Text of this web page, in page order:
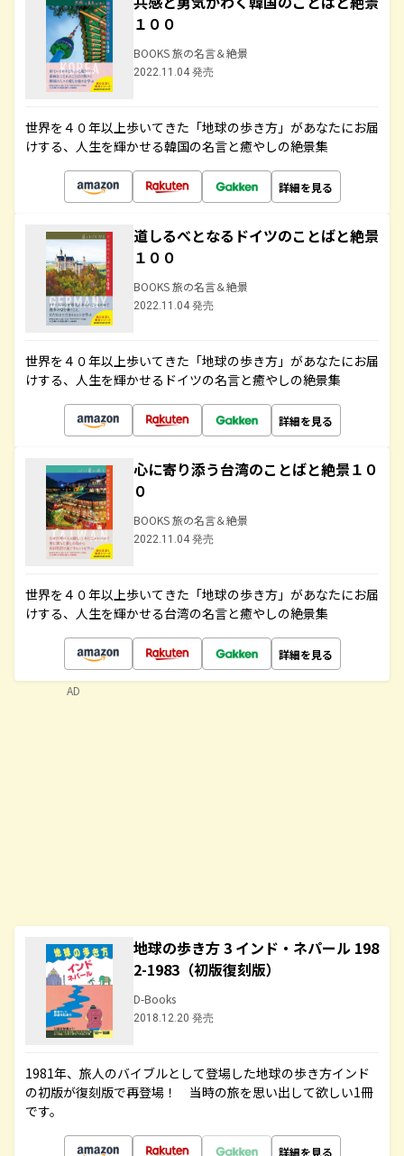
１００
BOOKS 旅の名言＆絶景
2022.11.04 発売
世界を４０年以上歩いてきた「地球の歩き方」があなたにお届
けする、人生を輝かせる韓国の名言と癒やしの絶景集
詳細を見る
道しるべとなるドイツのことばと絶景
１００
BOOKS 旅の名言＆絶景
2022.11.04 発売
世界を４０年以上歩いてきた「地球の歩き方」があなたにお届
けする、人生を輝かせるドイツの名言と癒やしの絶景集
詳細を見る
心に寄り添う台湾のことばと絶景１０
０
BOOKS 旅の名言＆絶景
2022.11.04 発売
世界を４０年以上歩いてきた「地球の歩き方」があなたにお届
けする、人生を輝かせる台湾の名言と癒やしの絶景集
詳細を見る
地球の歩き方 3 インド・ネパール 198
2-1983（初版復刻版）
D-Books
2018.12.20 発売
1981年、旅人のバイブルとして登場した地球の歩き方インド
の初版が復刻版で再登場！ 当時の旅を思い出して欲しい1冊
です。
詳細を見る
AD